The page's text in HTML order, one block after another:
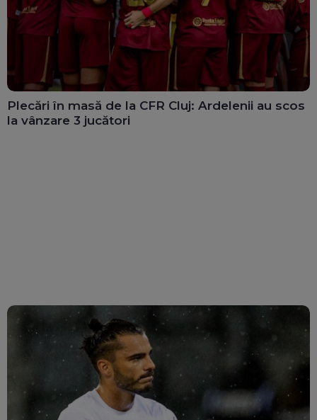
Plecări în masă de la CFR Cluj: Ardelenii au scos
la vânzare 3 jucători